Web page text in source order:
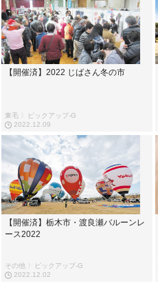
【開催済】2022 じばさん冬の市
東毛 〉ピックアップ-G
2022.12.09
【開催済】栃木市・渡良瀬バルーンレ
ース2022
その他 〉ピックアップ-G
2022.12.02